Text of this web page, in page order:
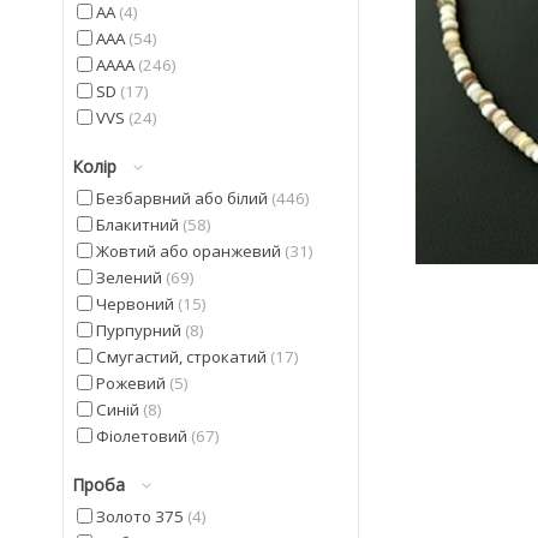
AA 4
AAA 54
AAAA 246
SD 17
VVS 24
Колір
Безбарвний або білий 446
Блакитний 58
Жовтий або оранжевий 31
Зелений 69
Червоний 15
Пурпурний 8
Смугастий, строкатий 17
Рожевий 5
Синій 8
Фіолетовий 67
Проба
Золото 375 4